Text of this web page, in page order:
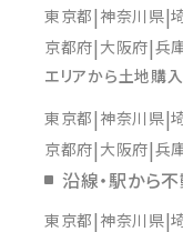
東京都 神奈川県
京都府 大阪府 兵
エリアから土地購
東京都 神奈川県
京都府 大阪府 兵
沿線・駅から
東京都 神奈川県